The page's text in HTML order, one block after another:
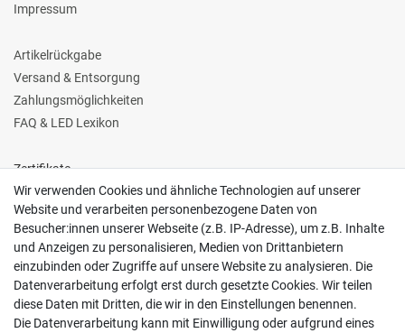
Impressum
Artikelrückgabe
Versand & Entsorgung
Zahlungsmöglichkeiten
FAQ & LED Lexikon
Zertifikate
Follow us
Wir verwenden Cookies und ähnliche Technologien auf unserer
Website und verarbeiten personenbezogene Daten von
Besucher:innen unserer Webseite (z.B. IP-Adresse), um z.B. Inhalte
und Anzeigen zu personalisieren, Medien von Drittanbietern
einzubinden oder Zugriffe auf unsere Website zu analysieren. Die
Datenverarbeitung erfolgt erst durch gesetzte Cookies. Wir teilen
diese Daten mit Dritten, die wir in den Einstellungen benennen.
Die Datenverarbeitung kann mit Einwilligung oder aufgrund eines